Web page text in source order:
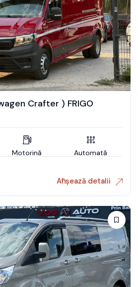
Crafter ) FRIGO
Motorină Automată
Afișează detalii